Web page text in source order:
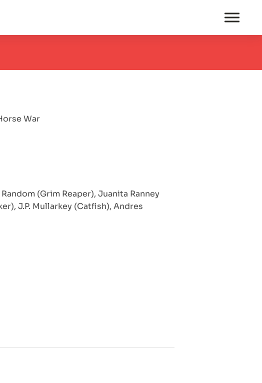
War
(Grim Reaper), Juanita Ranney
J.P. Mullarkey (Catfish), Andres